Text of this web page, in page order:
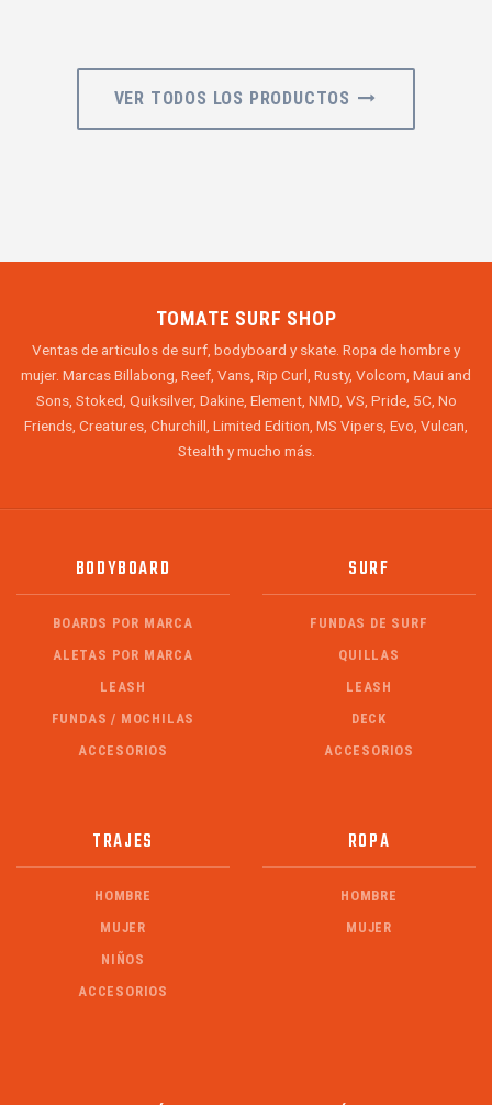
VER TODOS LOS PRODUCTOS
TOMATE SURF SHOP
Ventas de articulos de surf, bodyboard y skate. Ropa de hombre y
mujer. Marcas Billabong, Reef, Vans, Rip Curl, Rusty, Volcom, Maui and
Sons, Stoked, Quiksilver, Dakine, Element, NMD, VS, Pride, 5C, No
Friends, Creatures, Churchill, Limited Edition, MS Vipers, Evo, Vulcan,
Stealth y mucho más.
BODYBOARD
BOARDS POR MARCA
ALETAS POR MARCA
LEASH
FUNDAS / MOCHILAS
ACCESORIOS
SURF
FUNDAS DE SURF
QUILLAS
LEASH
DECK
ACCESORIOS
TRAJES
HOMBRE
MUJER
NIÑOS
ACCESORIOS
ROPA
HOMBRE
MUJER